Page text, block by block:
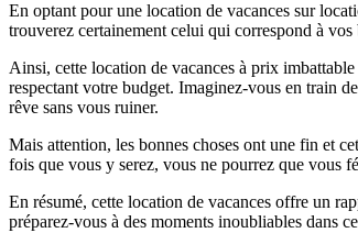
En optant pour une location de vacances sur
trouverez certainement celui qui correspond à
Ainsi, cette location de vacances à prix
respectant votre budget. Imaginez-vous en train
rêve sans vous ruiner.
Mais attention, les bonnes choses ont une fin et
fois que vous y serez, vous ne pourrez que vous
En résumé, cette location de vacances offre un
préparez-vous à des moments inoubliables dans